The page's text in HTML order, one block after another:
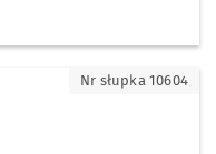
BorekNr słupka 10604